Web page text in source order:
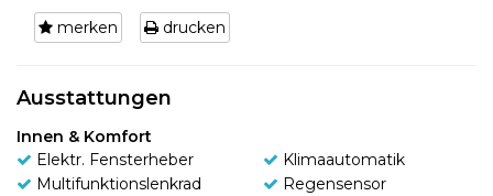
merken drucken
Ausstattungen
Innen & Komfort
Elektr. Fensterheber
Klimaautomatik
Multifunktionslenkrad
Regensensor